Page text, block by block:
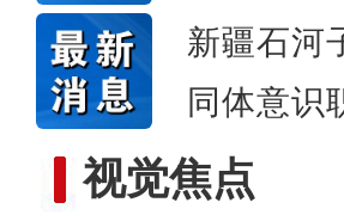
新疆石河
同体意识
视觉焦点